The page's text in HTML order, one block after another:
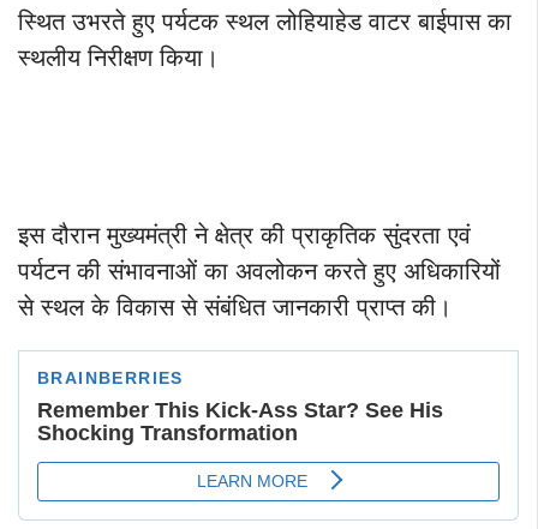
स्थित उभरते हुए पर्यटक स्थल लोहियाहेड वाटर बाईपास का
स्थलीय निरीक्षण किया।
इस दौरान मुख्यमंत्री ने क्षेत्र की प्राकृतिक सुंदरता एवं
पर्यटन की संभावनाओं का अवलोकन करते हुए अधिकारियों
से स्थल के विकास से संबंधित जानकारी प्राप्त की।